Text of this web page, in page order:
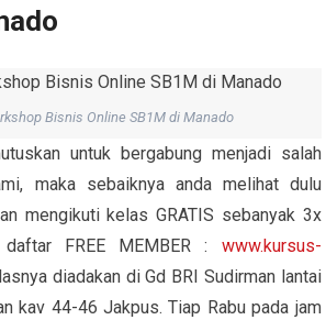
Bisnis Online SB1M di Manado
untuk bergabung menjadi salah
maka sebaiknya anda melihat dulu
mengikuti kelas GRATIS sebanyak 3x
daftar FREE MEMBER : www.kursus-
diadakan di Gd BRI Sudirman lantai
kav 44-46 Jakpus. Tiap Rabu pada jam